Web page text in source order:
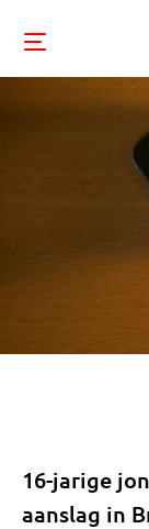
16-jarige
aanslag in